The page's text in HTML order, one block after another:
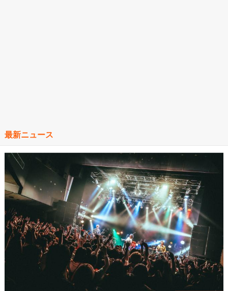
最新ニュース